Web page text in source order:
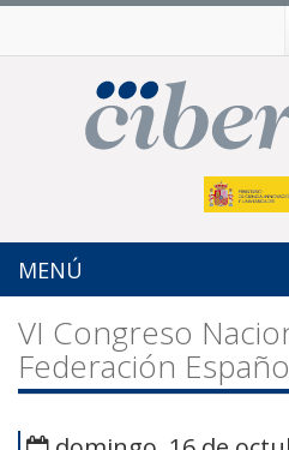
MENÚ
VI Congreso
Federación